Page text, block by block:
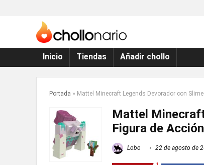
Inicio Tiendas Añadir chollo
Portada » Mattel Minecraft Legends Devorador con
Mattel
Figura de Acción
Lobo 22 de agosto de